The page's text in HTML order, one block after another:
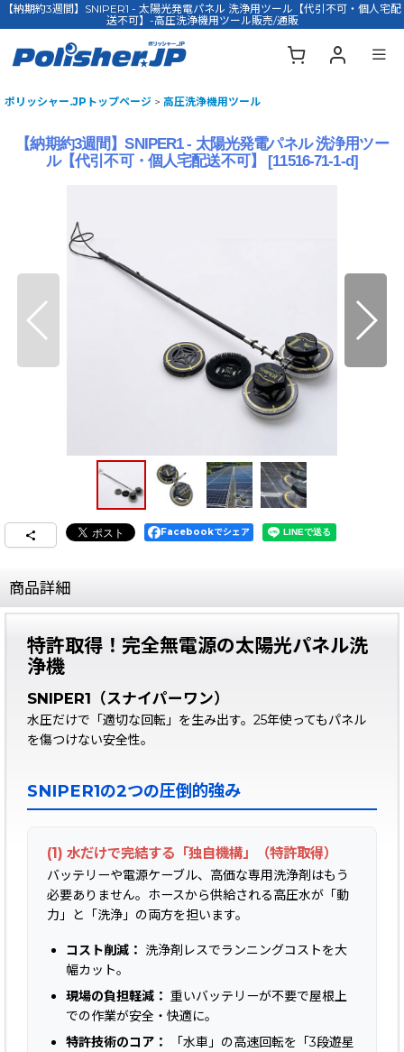
【納期約3週間】SNIPER1 - 太陽光発電パネル 洗浄用ツール【代引不可・個人宅配
送不可】-高圧洗浄機用ツール販売/通販
ポリッシャー.JPトップページ > 高圧洗浄機用ツール
【納期約3週間】SNIPER1 - 太陽光発電パネル 洗浄用ツー
ル【代引不可・個人宅配送不可】
[11516-71-1-d]
Facebookでシェア
商品詳細
特許取得！完全無電源の太陽光パネル洗
浄機
SNIPER1（スナイパーワン）
水圧だけで「適切な回転」を生み出す。25年使ってもパネル
を傷つけない安全性。
SNIPER1の2つの圧倒的強み
(1) 水だけで完結する「独自機構」（特許取得）
バッテリーや電源ケーブル、高価な専用洗浄剤はもう
必要ありません。ホースから供給される高圧水が「動
力」と「洗浄」の両方を担います。
コスト削減： 洗浄剤レスでランニングコストを大
幅カット。
現場の負担軽減： 重いバッテリーが不要で屋根上
での作業が安全・快適に。
特許技術のコア：
「水車」の高速回転を「3段遊星